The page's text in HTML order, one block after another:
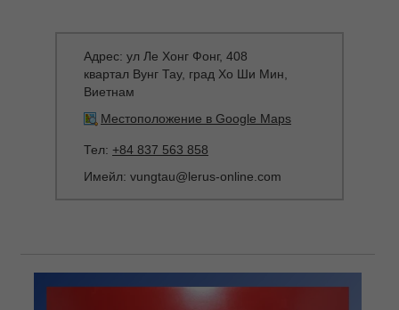
Адрес: ул Ле Хонг Фонг, 408
квартал Вунг Тау, град Хо Ши Мин,
Виетнам
Местоположение в Google Maps
Тел: +84 837 563 858
Имейл: vungtau@lerus-online.com